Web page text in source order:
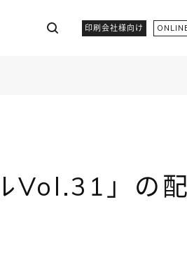
印刷会社様向け
Vol.31」の